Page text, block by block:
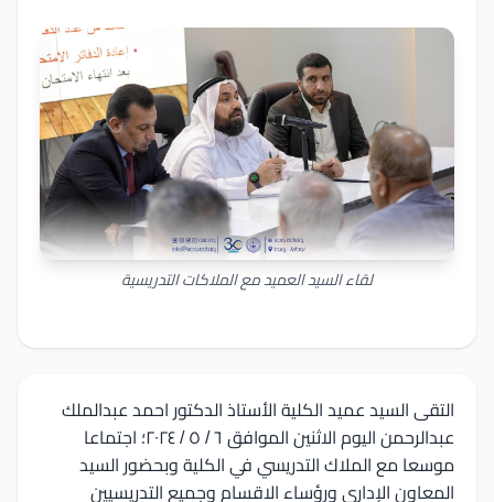
لقاء السيد العميد مع الملاكات التدريسية
التقى السيد عميد الكلية الأستاذ الدكتور احمد عبدالملك
عبدالرحمن اليوم الاثنين الموافق ٦ / ٥ / ٢٠٢٤؛ اجتماعا
موسعا مع الملاك التدريسي في الكلية وبحضور السيد
المعاون الإداري ورؤساء الاقسام وجميع التدريسيين